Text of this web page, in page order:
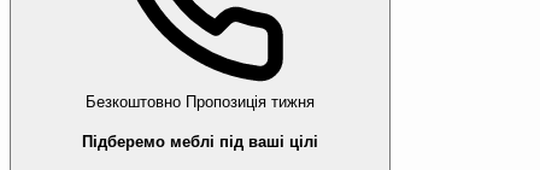
Безкоштовно Пропозиція тижня
Підберемо меблі під ваші цілі